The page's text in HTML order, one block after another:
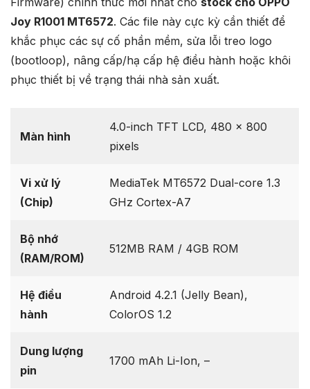
Joy R1001 MT6572. Các file này cực kỳ cần thiết để
khắc phục các sự cố phần mềm, sửa lỗi treo logo
(bootloop), nâng cấp/hạ cấp hệ điều hành hoặc khôi
phục thiết bị về trạng thái nhà sản xuất.
Màn hình
4.0-inch TFT LCD, 480 x 800
pixels
Vi xử lý
(Chip)
MediaTek MT6572 Dual-core 1.3
GHz Cortex-A7
Bộ nhớ
(RAM/ROM)
512MB RAM / 4GB ROM
Hệ điều
hành
Android 4.2.1 (Jelly Bean),
ColorOS 1.2
Dung lượng
pin
1700 mAh Li-Ion, –